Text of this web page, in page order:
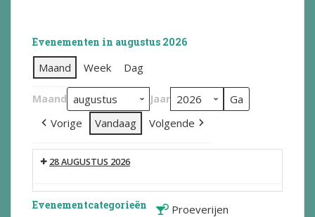
Evenementen in augustus 2026
Maand Week Dag
Maand Jaar
Vorige Vandaag Volgende
28 AUGUSTUS 2026
Evenementcategorieën Proeverijen